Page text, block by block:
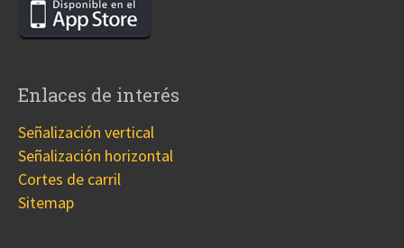
Enlaces de interés
Señalización vertical
Señalización horizontal
Cortes de carril
Sitemap